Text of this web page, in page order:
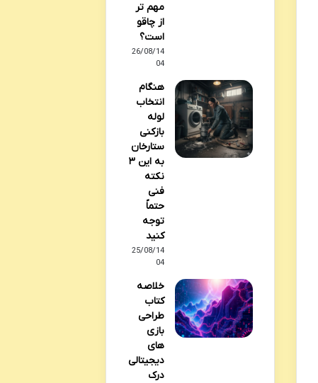
مهم تر
از چاقو
است؟
26/08/14
04
هنگام
انتخاب
لوله
بازکنی
ستارخان
به این ۳
نکته
فنی
حتماً
توجه
کنید
25/08/14
04
خلاصه
کتاب
طراحی
بازی
های
دیجیتالی
درک